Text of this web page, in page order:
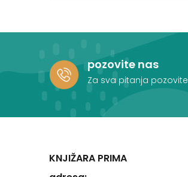
pozovite nas
Za sva pitanja pozovite
KNJIŽARA PRIMA